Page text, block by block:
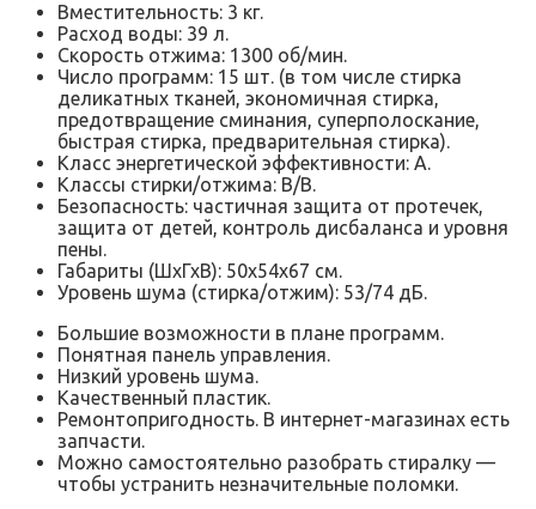
Вместительность: 3 кг.
Расход воды: 39 л.
Скорость отжима: 1300 об/мин.
Число программ: 15 шт. (в том числе стирка
деликатных тканей, экономичная стирка,
предотвращение сминания, суперполоскание,
быстрая стирка, предварительная стирка).
Класс энергетической эффективности: А.
Классы стирки/отжима: В/В.
Безопасность: частичная защита от протечек,
защита от детей, контроль дисбаланса и уровня
пены.
Габариты (ШхГхВ): 50x54x67 см.
Уровень шума (стирка/отжим): 53/74 дБ.
Большие возможности в плане программ.
Понятная панель управления.
Низкий уровень шума.
Качественный пластик.
Ремонтопригодность. В интернет-магазинах есть
запчасти.
Можно самостоятельно разобрать стиралку —
чтобы устранить незначительные поломки.